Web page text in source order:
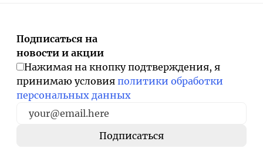
Подписаться на
новости и акции
Нажимая на кнопку подтверждения, я
принимаю условия политики обработки
персональных данных